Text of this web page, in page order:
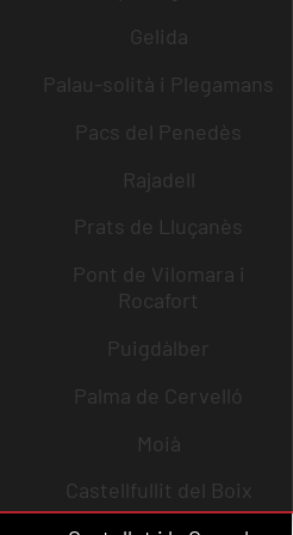
Gelida
Palau-solità i Plegamans
Pacs del Penedès
Rajadell
Prats de Lluçanès
Pont de Vilomara i
Rocafort
Puigdàlber
Palma de Cervelló
Moià
Castellfullit del Boix